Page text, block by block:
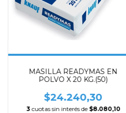
MASILLA READYMAS EN
POLVO X 20 KG.(50)
$24.240,30
3 cuotas sin interés de $8.080,10